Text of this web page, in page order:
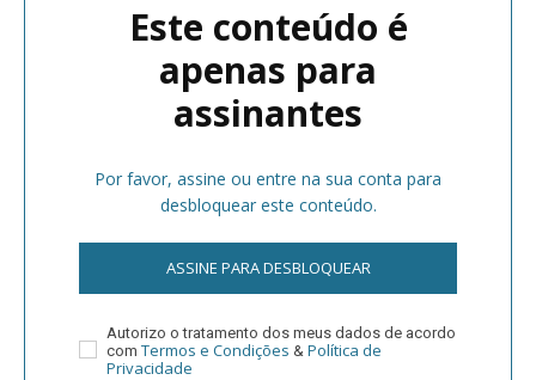
Este conteúdo é
apenas para
assinantes
Por favor, assine ou entre na sua conta para
desbloquear este conteúdo.
ASSINE PARA DESBLOQUEAR
Autorizo o tratamento dos meus dados de acordo
com Termos e Condições & Política de
Privacidade